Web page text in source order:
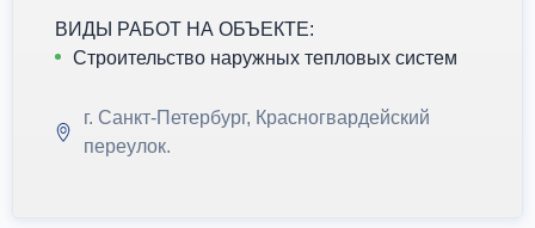
ВИДЫ РАБОТ НА ОБЪЕКТЕ:
Строительство наружных тепловых систем
г. Санкт-Петербург, Красногвардейский
переулок.